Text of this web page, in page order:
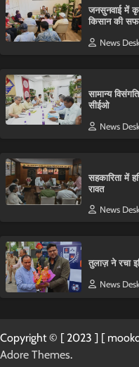
जनसुनवाई में
किसान की
News Desk
सामान्य
सीईओ
News Desk
सहकारिता में
रावत
News
तुलाज़ ने रचा
News Desk
Copyright © [ 2023 ] [
Adore Themes.